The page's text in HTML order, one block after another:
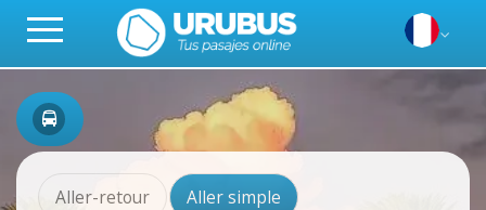
Aller-retour Aller simple